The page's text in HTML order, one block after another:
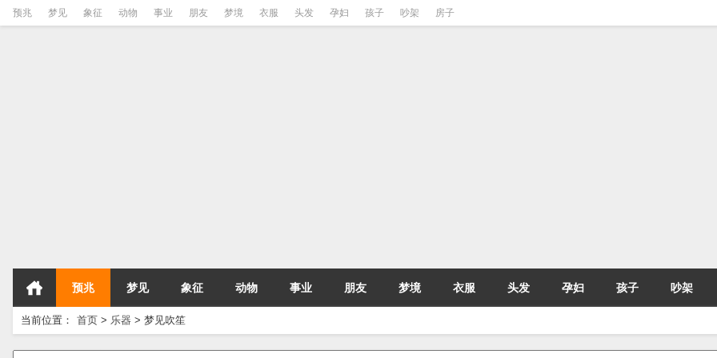
预兆 梦见 象征 动物 事业 朋友 梦境 衣服 头发 孕妇 孩子 吵架 房子
预兆 梦见 象征 动物 事业 朋友 梦境 衣服 头发 孕妇 孩子 吵架
当前位置： 首页 > 乐器 > 梦见吹笙